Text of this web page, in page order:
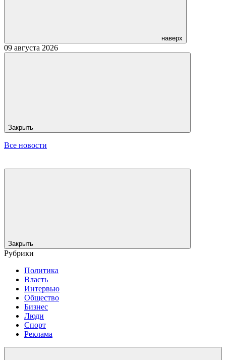
наверх
09 августа 2026
Закрыть
Все новости
Закрыть
Рубрики
Политика
Власть
Интервью
Общество
Бизнес
Люди
Спорт
Реклама